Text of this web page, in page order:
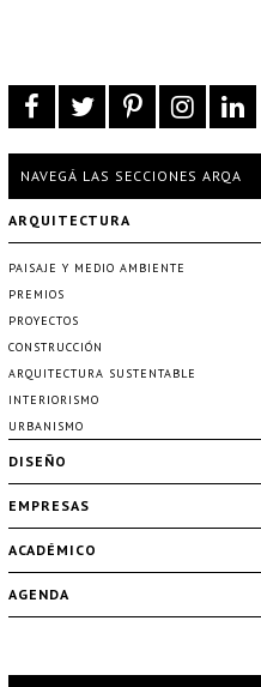
NAVEGÁ LAS SECCIONES ARQA
ARQUITECTURA
PAISAJE Y MEDIO AMBIENTE
PREMIOS
PROYECTOS
CONSTRUCCIÓN
ARQUITECTURA SUSTENTABLE
INTERIORISMO
URBANISMO
DISEÑO
EMPRESAS
ACADÉMICO
AGENDA